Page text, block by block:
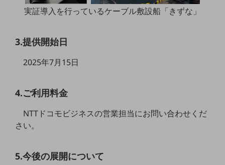
製造・建設業
キーワードで探す
製品
ビジネス向けスマートフォン
データ通信製品
実証導入を行っているケーブル敷設船「きずな」
3.提供開始日
2025年7月15日
4.ご利用料金
NTTドコモビジネスの営業担当にお問い合わせくだ
さい。
5.今後の展開について